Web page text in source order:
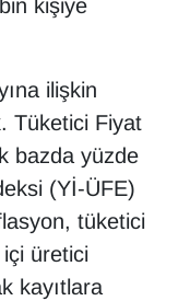
kişiye
ilişkin
Tüketici Fiyat
bazda yüzde
(Yİ-ÜFE)
tüketici
üretici
kayıtlara